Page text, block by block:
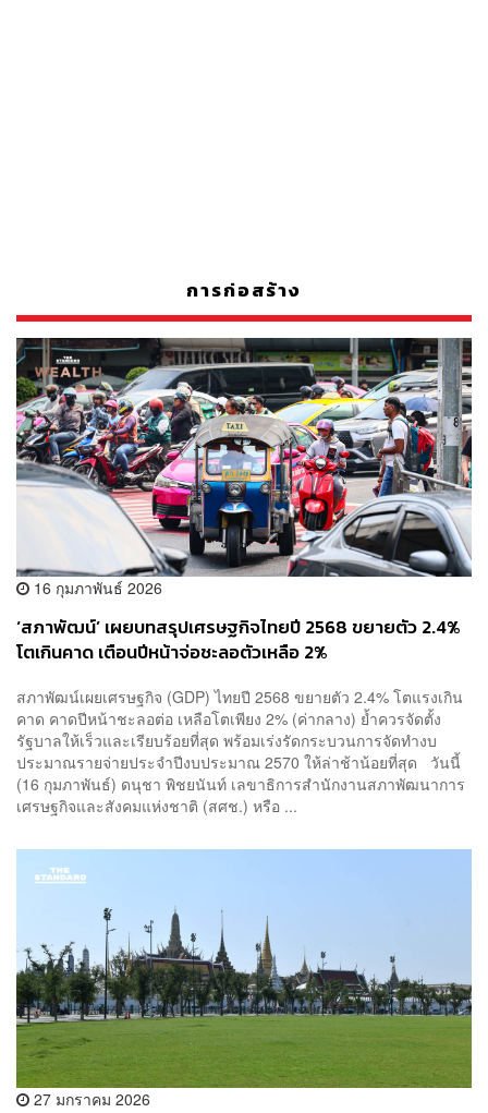
การก่อสร้าง
16 กุมภาพันธ์ 2026
‘สภาพัฒน์’ เผยบทสรุปเศรษฐกิจไทยปี 2568 ขยายตัว 2.4%
โตเกินคาด เตือนปีหน้าจ่อชะลอตัวเหลือ 2%
สภาพัฒน์เผยเศรษฐกิจ (GDP) ไทยปี 2568 ขยายตัว 2.4% โตแรงเกิน
คาด คาดปีหน้าชะลอต่อ เหลือโตเพียง 2% (ค่ากลาง) ย้ำควรจัดตั้ง
รัฐบาลให้เร็วและเรียบร้อยที่สุด พร้อมเร่งรัดกระบวนการจัดทำงบ
ประมาณรายจ่ายประจำปีงบประมาณ 2570 ให้ล่าช้าน้อยที่สุด วันนี้
(16 กุมภาพันธ์) ดนุชา พิชยนันท์ เลขาธิการสำนักงานสภาพัฒนาการ
เศรษฐกิจและสังคมแห่งชาติ (สศช.) หรือ ...
27 มกราคม 2026